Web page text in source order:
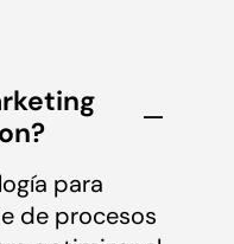
para
de procesos